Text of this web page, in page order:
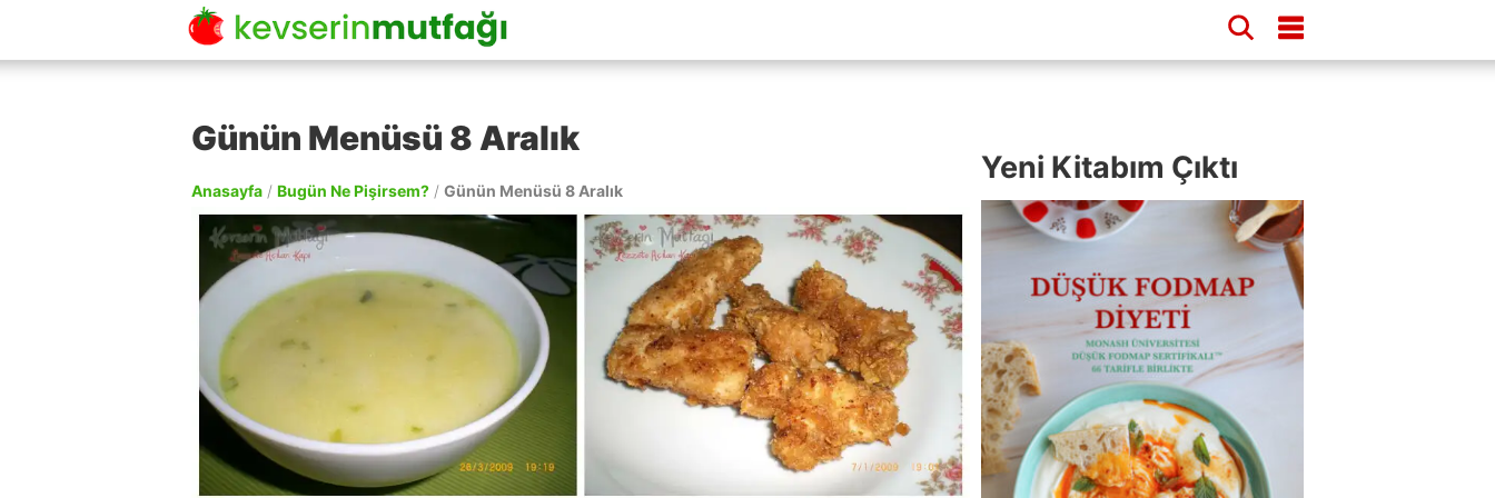
Günün Menüsü 8 Aralık
Anasayfa / Bugün Ne Pişirsem? / Günün Menüsü 8 Aralık
Yeni Kitabım Çıktı